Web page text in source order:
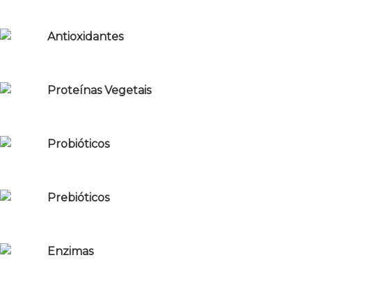
Antioxidantes
Proteínas Vegetais
Probióticos
Prebióticos
Enzimas